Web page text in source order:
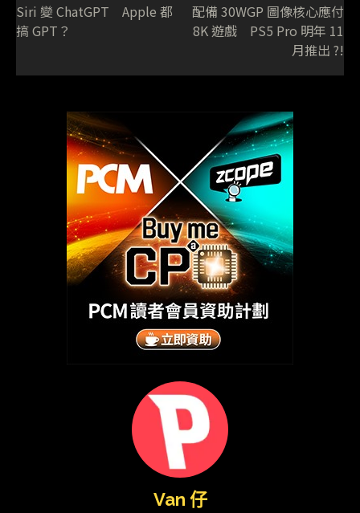
Siri 變 ChatGPT Apple 都
搞 GPT？
配備 30WGP 圖像核心應付
8K 遊戲 PS5 Pro 明年 11
月推出 ?!
Van 仔